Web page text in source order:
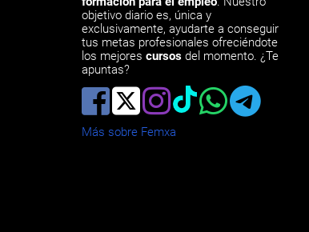
objetivo diario es, única y
exclusivamente, ayudarte a conseguir
tus metas profesionales ofreciéndote
los mejores cursos del momento. ¿Te
apuntas?
Más sobre Femxa